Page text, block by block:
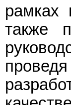
рамках
также